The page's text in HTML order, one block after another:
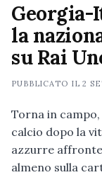
Georgia-
la
su Rai
PUBBLICATO IL2
Torna in
calcio dopo la
azzurre
almeno sulla